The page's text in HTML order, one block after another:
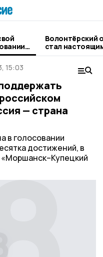
Волонтёрский
стал
«Земля спорта»
15:03
— страна
в голосовании
достижений, в